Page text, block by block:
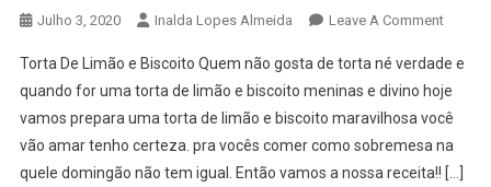
Julho 3, 2020 Inalda Lopes Almeida Leave A CommentOn
De
Limão
E
Torta De Limão e Biscoito Quem não gosta de torta né verdade e
quando for uma torta de limão e biscoito meninas e divino hoje
vamos prepara uma torta de limão e biscoito maravilhosa você
vão amar tenho certeza. pra vocês comer como sobremesa na
quele domingão não tem igual. Então vamos a nossa receita!! […]